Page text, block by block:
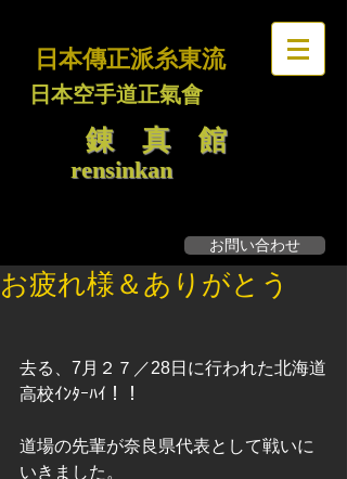
日本傳正派糸東流
日本空手道正氣會
錬 真 館
rensinkan
お問い合わせ
お疲れ様＆ありがとう
去る、7月２７／28日に行われた北海道
高校ｲﾝﾀｰﾊｲ！！
道場の先輩が奈良県代表として戦いに
いきました。